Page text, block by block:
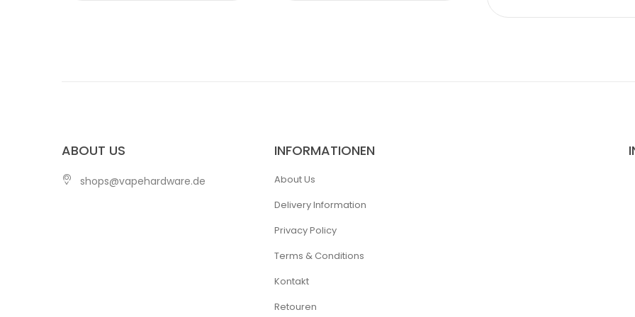
ABOUT US
shops@vapehardware.de
INFORMATIONEN
About Us
Delivery Information
Privacy Policy
Terms & Conditions
Kontakt
Retouren